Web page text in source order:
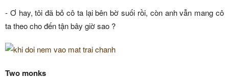
- Ơ hay, tôi đã bỏ cô ta lại bên bờ suối rồi, còn anh vẫn mang cô
ta theo cho đến tận bây giờ sao ?
Two monks